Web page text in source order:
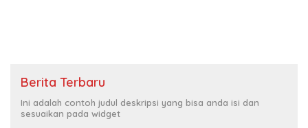
Berita Terbaru
Ini adalah contoh judul deskripsi yang bisa anda isi dan
sesuaikan pada widget